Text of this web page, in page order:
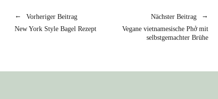
Vorheriger Beitrag
New York Style Bagel Rezept
Nächster Beitrag
Vegane vietnamesische Phở mit
selbstgemachter Brühe